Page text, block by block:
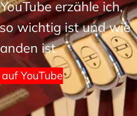
erzähle ich,
wichtig ist und wie
ist
YouTube